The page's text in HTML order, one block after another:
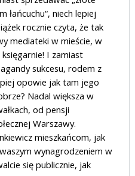
łańcuchu“, niech lepiej
rocznie czyta, że tak
mediateki w mieście, w
I zamiast
sukcesu, rodem z
opowie jak tam jego
Nadal większa w
od pensji
Warszawy.
mieszkańcom, jak
wynagrodzeniem w
się publicznie, jak